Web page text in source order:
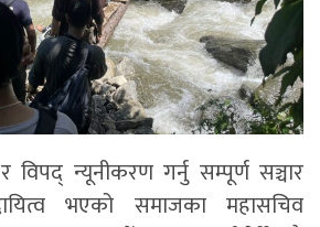
विपद् न्यूनीकरण गर्नु सम्पूर्ण सञ्चार
भएको समाजका महासचिव